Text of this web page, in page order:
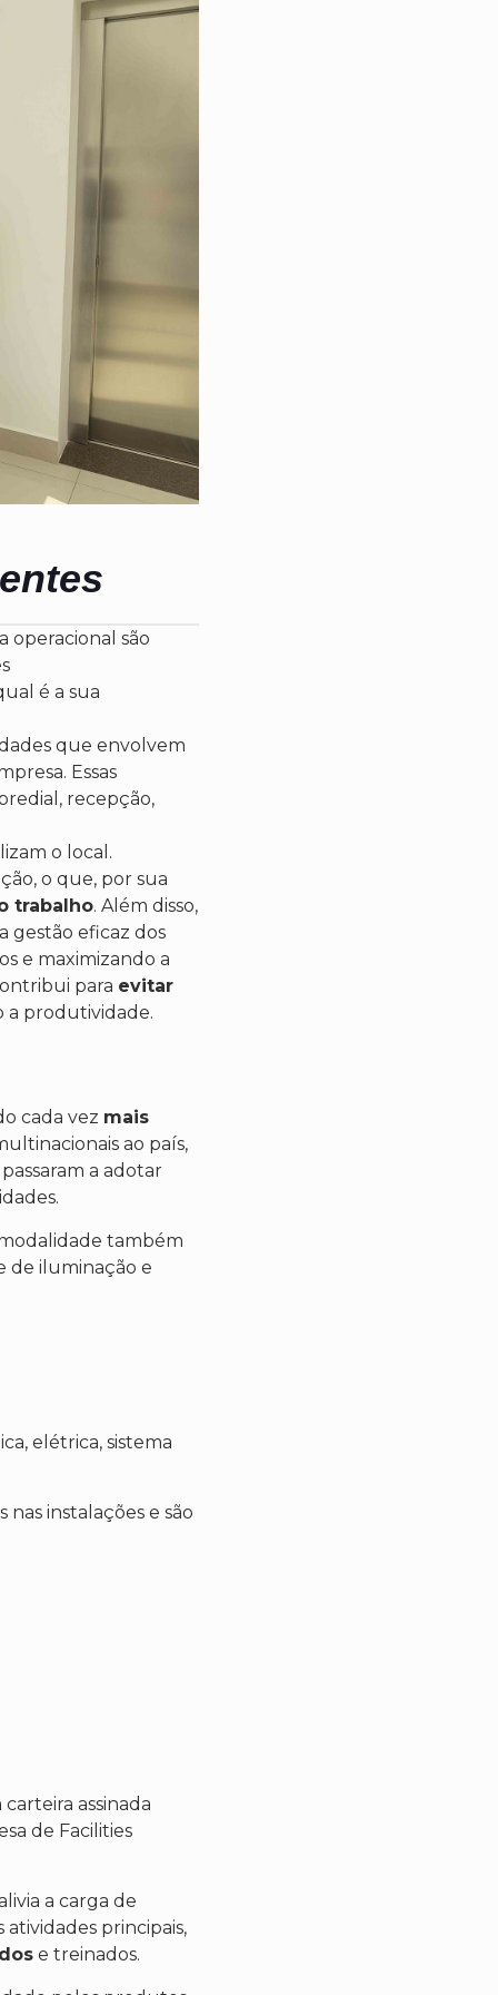
operacional são
é a sua
que envolvem
Essas
recepção,
o local.
o que, por sua
trabalho. Além disso,
gestão eficaz dos
e maximizando a
para evitar
a produtividade.
cada vez mais
ao país,
a adotar
também
de iluminação e
elétrica, sistema
instalações e são
assinada
de Facilities
a carga de
principais,
e treinados.